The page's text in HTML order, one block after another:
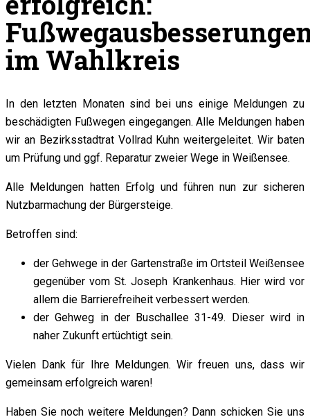
im Wahlkreis
In den letzten Monaten sind bei uns einige Meldungen zu
beschädigten Fußwegen eingegangen. Alle Meldungen haben
wir an Bezirksstadtrat Vollrad Kuhn weitergeleitet. Wir baten
um Prüfung und ggf. Reparatur zweier Wege in Weißensee.
Alle Meldungen hatten Erfolg und führen nun zur sicheren
Nutzbarmachung der Bürgersteige.
Betroffen sind:
der Gehwege in der Gartenstraße im Ortsteil Weißensee
gegenüber vom St. Joseph Krankenhaus. Hier wird vor
allem die Barrierefreiheit verbessert werden.
der Gehweg in der Buschallee 31-49. Dieser wird in
naher Zukunft ertüchtigt sein.
Vielen Dank für Ihre Meldungen. Wir freuen uns, dass wir
gemeinsam erfolgreich waren!
Haben Sie noch weitere Meldungen? Dann schicken Sie uns